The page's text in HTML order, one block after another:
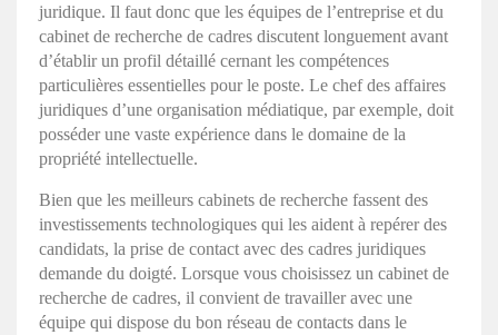
juridique. Il faut donc que les équipes de l’entreprise et du
cabinet de recherche de cadres discutent longuement avant
d’établir un profil détaillé cernant les compétences
particulières essentielles pour le poste. Le chef des affaires
juridiques d’une organisation médiatique, par exemple, doit
posséder une vaste expérience dans le domaine de la
propriété intellectuelle.
Bien que les meilleurs cabinets de recherche fassent des
investissements technologiques qui les aident à repérer des
candidats, la prise de contact avec des cadres juridiques
demande du doigté. Lorsque vous choisissez un cabinet de
recherche de cadres, il convient de travailler avec une
équipe qui dispose du bon réseau de contacts dans le